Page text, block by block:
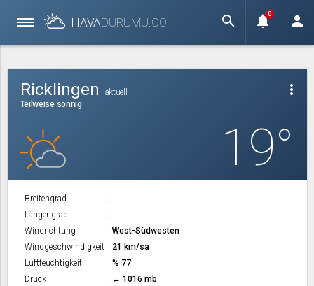
HAVADURUMU.CO search notifications
0 person
more_vert
Ricklingen
aktuell
Teilweise sonnig
19°
Breitengrad
Längengrad
Windrichtung
West-Südwesten
Windgeschwindigkeit
21 km/sa
Luftfeuchtigkeit
% 77
Druck
↔ 1016 mb